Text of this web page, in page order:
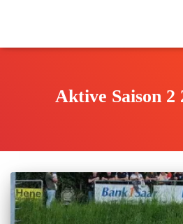
Aktive Saison 2